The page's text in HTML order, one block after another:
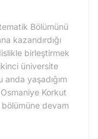
Bölümünü
kazandırdığı
birleştirmek
üniversite
yaşadığım
Korkut
devam